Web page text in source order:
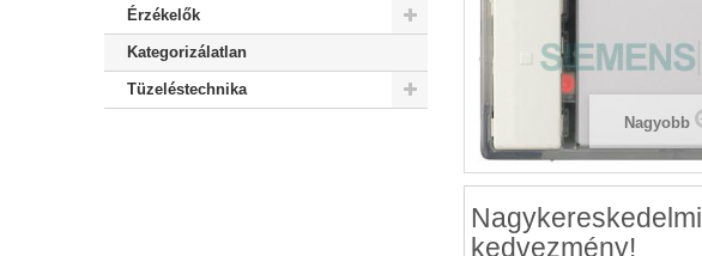
Érzékelők
Kategorizálatlan
Tüzeléstechnika
Nagyobb
Nagykereskedelmi
kedvezmény!